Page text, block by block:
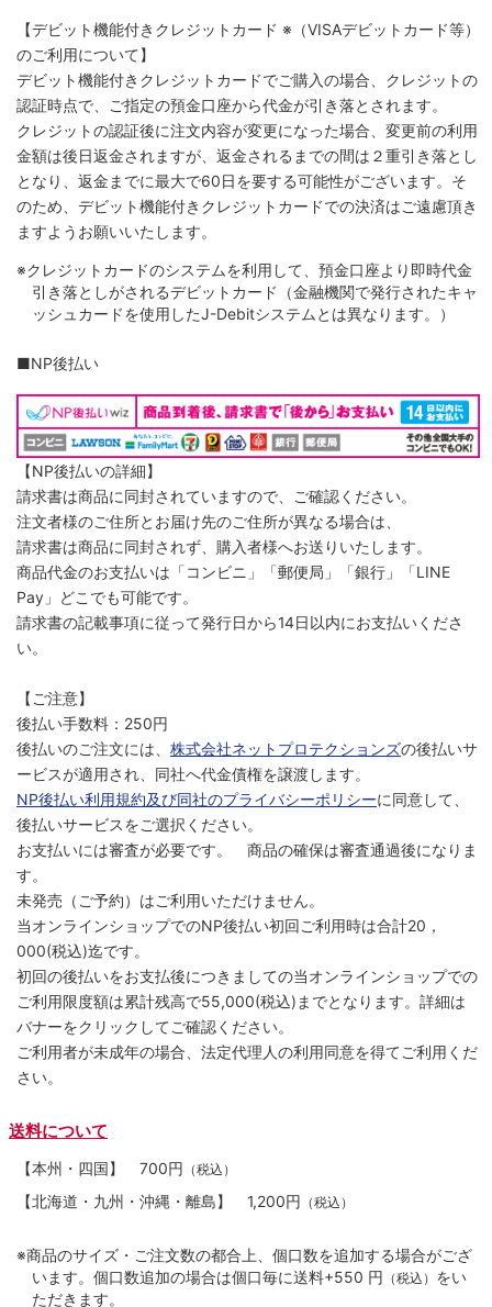
【デビット機能付きクレジットカード ※（VISAデビットカード等）
のご利用について】
デビット機能付きクレジットカードでご購入の場合、クレジットの
認証時点で、ご指定の預金口座から代金が引き落とされます。
クレジットの認証後に注文内容が変更になった場合、変更前の利用
金額は後日返金されますが、返金されるまでの間は２重引き落とし
となり、返金までに最大で60日を要する可能性がございます。そ
のため、デビット機能付きクレジットカードでの決済はご遠慮頂き
ますようお願いいたします。
※クレジットカードのシステムを利用して、預金口座より即時代金
引き落としがされるデビットカード（金融機関で発行されたキャ
ッシュカードを使用したJ-Debitシステムとは異なります。）
■NP後払い
【NP後払いの詳細】
請求書は商品に同封されていますので、ご確認ください。
注文者様のご住所とお届け先のご住所が異なる場合は、
請求書は商品に同封されず、購入者様へお送りいたします。
商品代金のお支払いは「コンビニ」「郵便局」「銀行」「LINE
Pay」どこでも可能です。
請求書の記載事項に従って発行日から14日以内にお支払いくださ
い。
【ご注意】
後払い手数料：250円
後払いのご注文には、 株式会社ネットプロテクションズの後払いサ
ービスが適用され、同社へ代金債権を譲渡します。
NP後払い利用規約及び同社のプライバシーポリシーに同意して、
後払いサービスをご選択ください。
お支払いには審査が必要です。 商品の確保は審査通過後になりま
す。
未発売（ご予約）はご利用いただけません。
当オンラインショップでのNP後払い初回ご利用時は合計20，
000(税込)迄です。
初回の後払いをお支払後につきましての当オンラインショップでの
ご利用限度額は累計残高で55,000(税込)までとなります。詳細は
バナーをクリックしてご確認ください。
ご利用者が未成年の場合、法定代理人の利用同意を得てご利用くだ
さい。
送料について
【本州・四国】 700円 （税込）
【北海道・九州・沖縄・離島】 1,200円 （税込）
※商品のサイズ・ご注文数の都合上、個口数を追加する場合がござ
います。個口数追加の場合は個口毎に送料+550 円 （税込） をい
ただきます。